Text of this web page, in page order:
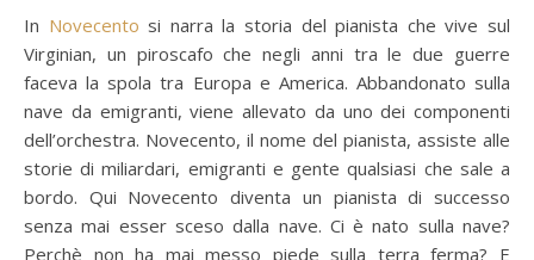
In Novecento si narra la storia del pianista che vive sul
Virginian, un piroscafo che negli anni tra le due guerre
faceva la spola tra Europa e America. Abbandonato sulla
nave da emigranti, viene allevato da uno dei componenti
dell’orchestra. Novecento, il nome del pianista, assiste alle
storie di miliardari, emigranti e gente qualsiasi che sale a
bordo. Qui Novecento diventa un pianista di successo
senza mai esser sceso dalla nave. Ci è nato sulla nave?
Perchè non ha mai messo piede sulla terra ferma? E